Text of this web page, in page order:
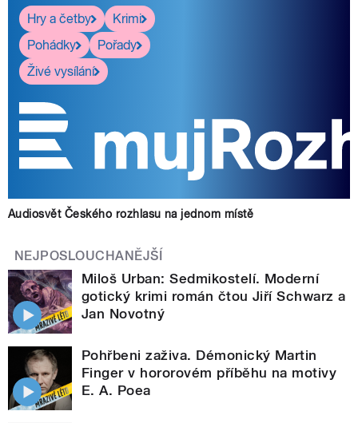
Hry a četby
Krimi
Pohádky
Pořady
Živé vysílání
Audiosvět Českého rozhlasu na jednom místě
NEJPOSLOUCHANĚJŠÍ
Miloš Urban: Sedmikostelí. Moderní
gotický krimi román čtou Jiří Schwarz a
Jan Novotný
Pohřbeni zaživa. Démonický Martin
Finger v hororovém příběhu na motivy
E. A. Poea